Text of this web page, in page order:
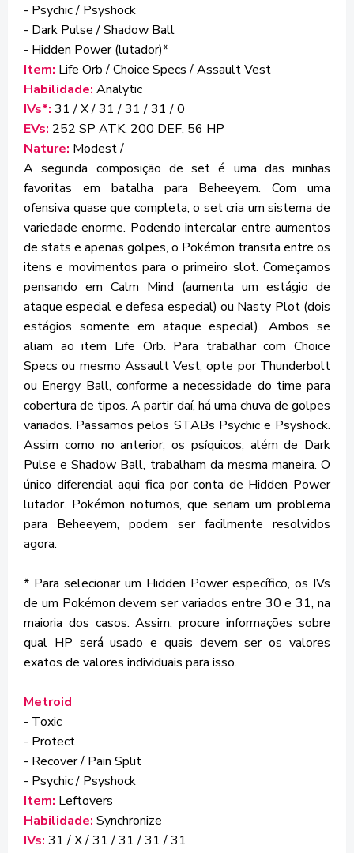
- Psychic / Psyshock
- Dark Pulse / Shadow Ball
- Hidden Power (lutador)*
Item: Life Orb / Choice Specs / Assault Vest
Habilidade: Analytic
IVs*: 31 / X / 31 / 31 / 31 / 0
EVs: 252 SP ATK, 200 DEF, 56 HP
Nature: Modest /
A segunda composição de set é uma das minhas
favoritas em batalha para Beheeyem. Com uma
ofensiva quase que completa, o set cria um sistema de
variedade enorme. Podendo intercalar entre aumentos
de stats e apenas golpes, o Pokémon transita entre os
itens e movimentos para o primeiro slot. Começamos
pensando em Calm Mind (aumenta um estágio de
ataque especial e defesa especial) ou Nasty Plot (dois
estágios somente em ataque especial). Ambos se
aliam ao item Life Orb. Para trabalhar com Choice
Specs ou mesmo Assault Vest, opte por Thunderbolt
ou Energy Ball, conforme a necessidade do time para
cobertura de tipos. A partir daí, há uma chuva de golpes
variados. Passamos pelos STABs Psychic e Psyshock.
Assim como no anterior, os psíquicos, além de Dark
Pulse e Shadow Ball, trabalham da mesma maneira. O
único diferencial aqui fica por conta de Hidden Power
lutador. Pokémon noturnos, que seriam um problema
para Beheeyem, podem ser facilmente resolvidos
agora.
* Para selecionar um Hidden Power específico, os IVs
de um Pokémon devem ser variados entre 30 e 31, na
maioria dos casos. Assim, procure informações sobre
qual HP será usado e quais devem ser os valores
exatos de valores individuais para isso.
Metroid
- Toxic
- Protect
- Recover / Pain Split
- Psychic / Psyshock
Item: Leftovers
Habilidade: Synchronize
IVs: 31 / X / 31 / 31 / 31 / 31